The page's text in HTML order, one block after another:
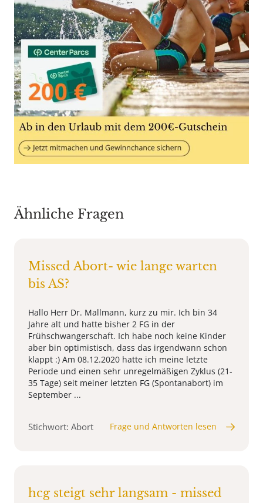
Ähnliche Fragen
Missed Abort- wie lange warten
bis AS?
Hallo Herr Dr. Mallmann, kurz zu mir. Ich bin 34
Jahre alt und hatte bisher 2 FG in der
Frühschwangerschaft. Ich habe noch keine Kinder
aber bin optimistisch, dass das irgendwann schon
klappt :) Am 08.12.2020 hatte ich meine letzte
Periode und einen sehr unregelmäßigen Zyklus (21-
35 Tage) seit meiner letzten FG (Spontanabort) im
September ...
Stichwort: Abort Frage und Antworten lesen
hcg steigt sehr langsam - missed